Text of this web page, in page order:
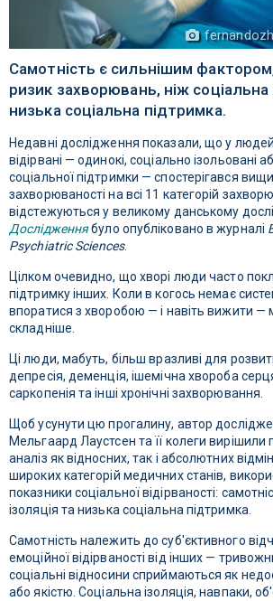
Самотність є сильнішим
ризик захворювань, ніж соціальна
низька соціальна підтримка.
Недавні дослідження показали, що у
відірвані — одинокі, соціально ізольовані
соціальної підтримки — спостерігався
захворюваності на всі 11 категорій
відстежуються у великому данському
Дослідженнябуло опубліковано в журналі
Psychiatric Sciences.
Цілком очевидно, що хворі люди часто
підтримку інших. Коли в когось немає
впоратися з хворобою — і навіть вижити —
складніше.
Ці люди, мабуть, більш вразливі для
депресія, деменція, ішемічна хвороба
саркопенія та інші хронічні захворювання.
Щоб усунути цю прогалину, автор
Мельгаард Лаустсен та її колеги вирішили
аналіз як відносних, так і абсолютних
широких категорій медичних станів,
показники соціальної відірваності:
ізоляція та низька соціальна підтримка.
Самотність належить до суб'єктивного
емоційної відірваності від інших —
соціальні відносини сприймаються як
або якістю. Соціальна ізоляція, навпаки,